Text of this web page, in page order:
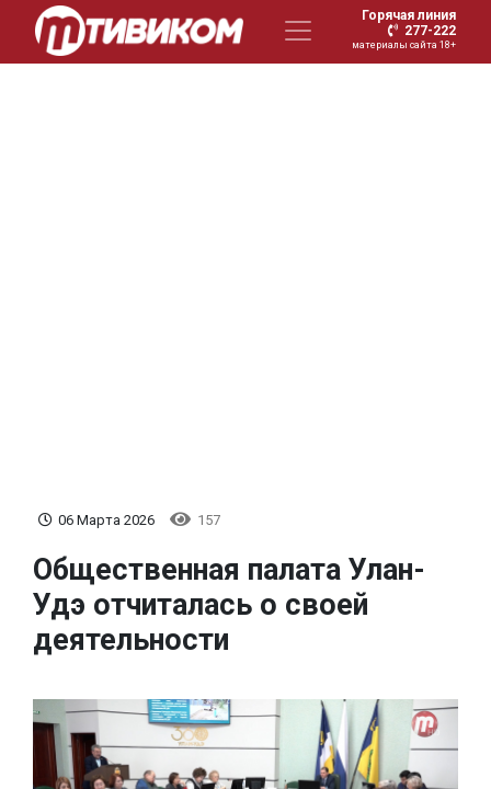
Горячая линия
277-222
материалы сайта 18+
06 Марта 2026 157
Общественная палата Улан-
Удэ отчиталась о своей
деятельности